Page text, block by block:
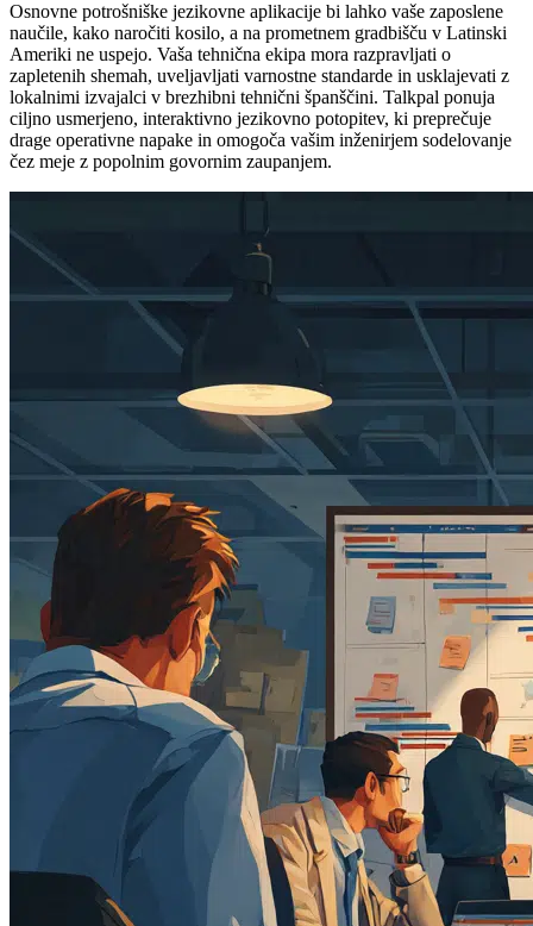
Osnovne potrošniške jezikovne aplikacije bi lahko vaše zaposlene
naučile, kako naročiti kosilo, a na prometnem gradbišču v Latinski
Ameriki ne uspejo. Vaša tehnična ekipa mora razpravljati o
zapletenih shemah, uveljavljati varnostne standarde in usklajevati z
lokalnimi izvajalci v brezhibni tehnični španščini. Talkpal ponuja
ciljno usmerjeno, interaktivno jezikovno potopitev, ki preprečuje
drage operativne napake in omogoča vašim inženirjem sodelovanje
čez meje z popolnim govornim zaupanjem.